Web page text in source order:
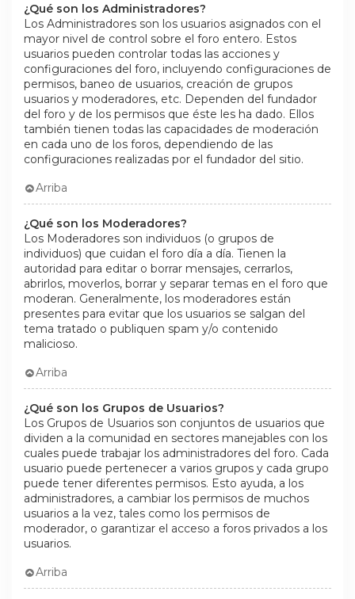
¿Qué son los Administradores?
Los Administradores son los usuarios asignados con el
mayor nivel de control sobre el foro entero. Estos
usuarios pueden controlar todas las acciones y
configuraciones del foro, incluyendo configuraciones de
permisos, baneo de usuarios, creación de grupos
usuarios y moderadores, etc. Dependen del fundador
del foro y de los permisos que éste les ha dado. Ellos
también tienen todas las capacidades de moderación
en cada uno de los foros, dependiendo de las
configuraciones realizadas por el fundador del sitio.
Arriba
¿Qué son los Moderadores?
Los Moderadores son individuos (o grupos de
individuos) que cuidan el foro día a día. Tienen la
autoridad para editar o borrar mensajes, cerrarlos,
abrirlos, moverlos, borrar y separar temas en el foro que
moderan. Generalmente, los moderadores están
presentes para evitar que los usuarios se salgan del
tema tratado o publiquen spam y/o contenido
malicioso.
Arriba
¿Qué son los Grupos de Usuarios?
Los Grupos de Usuarios son conjuntos de usuarios que
dividen a la comunidad en sectores manejables con los
cuales puede trabajar los administradores del foro. Cada
usuario puede pertenecer a varios grupos y cada grupo
puede tener diferentes permisos. Esto ayuda, a los
administradores, a cambiar los permisos de muchos
usuarios a la vez, tales como los permisos de
moderador, o garantizar el acceso a foros privados a los
usuarios.
Arriba